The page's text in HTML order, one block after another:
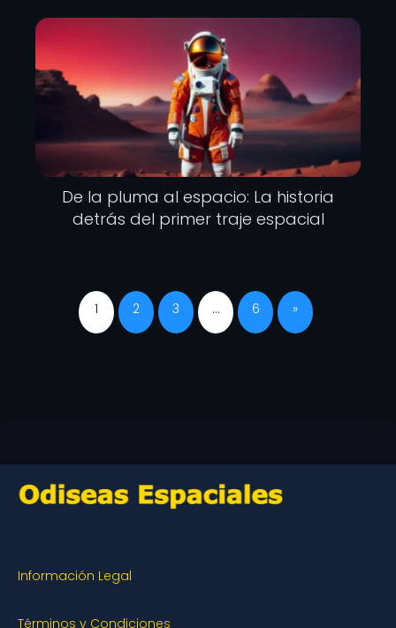
De la pluma al espacio: La historia
detrás del primer traje espacial
1 2 3 … 6 »
Información Legal
Términos y Condiciones